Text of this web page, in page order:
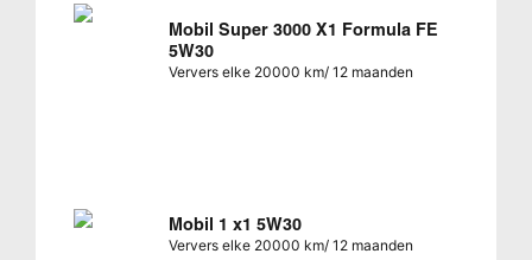
Mobil Super 3000 X1 Formula FE
5W30
Ververs elke 20000 km/ 12 maanden
Mobil 1 x1 5W30
Ververs elke 20000 km/ 12 maanden